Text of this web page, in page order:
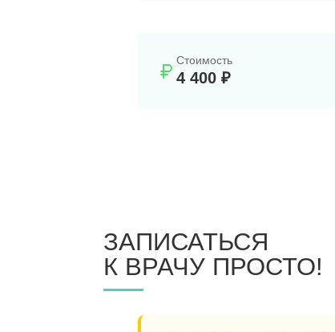
Стоимость
4 400 ₽
ЗАПИСАТЬСЯ
К ВРАЧУ ПРОСТО!